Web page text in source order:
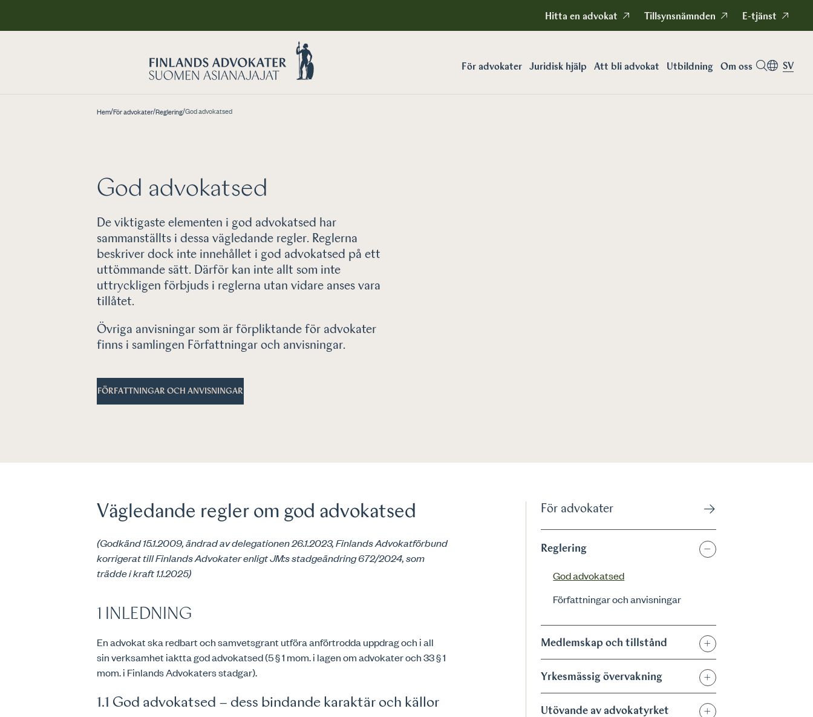
Hitta en advokat Tillsynsnämnden E-tjänst
För advokater Juridisk hjälp Att bli advokat Utbildning Om oss SV
Hem/För advokater/Reglering/God advokatsed
God advokatsed
De viktigaste elementen i god advokatsed har
sammanställts i dessa vägledande regler. Reglerna
beskriver dock inte innehållet i god advokatsed på ett
uttömmande sätt. Därför kan inte allt som inte
uttryckligen förbjuds i reglerna utan vidare anses vara
tillåtet.
Övriga anvisningar som är förpliktande för advokater
finns i samlingen Författningar och anvisningar.
FÖRFATTNINGAR OCH ANVISNINGAR
För advokater
Reglering
God advokatsed
Författningar och anvisningar
Medlemskap och tillstånd
Yrkesmässig övervakning
Utövande av advokatyrket
Vägledande regler om god advokatsed
(Godkänd 15.1.2009, ändrad av delegationen 26.1.2023, Finlands Advokatförbund
korrigerat till Finlands Advokater enligt JM:s stadgeändring 672/2024, som
trädde i kraft 1.1.2025)
1 INLEDNING
En advokat ska redbart och samvetsgrant utföra anförtrodda uppdrag och i all
sin verksamhet iaktta god advokatsed (5 § 1 mom. i lagen om advokater och 33 § 1
mom. i Finlands Advokaters stadgar).
1.1 God advokatsed – dess bindande karaktär och källor